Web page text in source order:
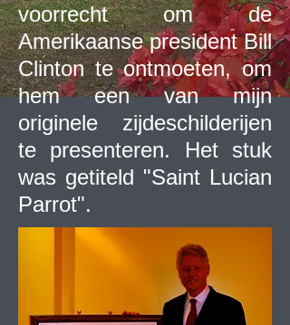
voorrecht om de
Amerikaanse president Bill
Clinton te ontmoeten, om
hem een van mijn
originele zijdeschilderijen
te presenteren. Het stuk
was getiteld "Saint Lucian
Parrot".